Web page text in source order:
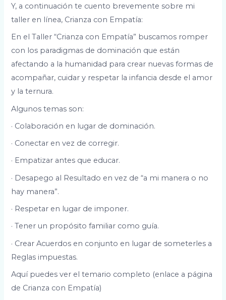
Y, a continuación te cuento brevemente sobre mi
taller en línea, Crianza con Empatía:
En el Taller “Crianza con Empatía” buscamos romper
con los paradigmas de dominación que están
afectando a la humanidad para crear nuevas formas de
acompañar, cuidar y respetar la infancia desde el amor
y la ternura.
Algunos temas son:
· Colaboración en lugar de dominación.
· Conectar en vez de corregir.
· Empatizar antes que educar.
· Desapego al Resultado en vez de “a mi manera o no
hay manera”.
· Respetar en lugar de imponer.
· Tener un propósito familiar como guía.
· Crear Acuerdos en conjunto en lugar de someterles a
Reglas impuestas.
Aquí puedes ver el temario completo (enlace a página
de Crianza con Empatía)